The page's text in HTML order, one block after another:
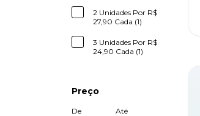
2 Unidades Por R$
27,90 Cada (1)
3 Unidades Por R$
24,90 Cada (1)
Preço
De Até